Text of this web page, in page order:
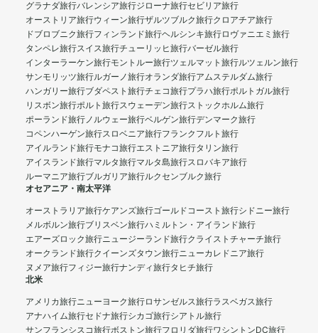
グラナダ旅行バレンシア旅行ジローナ旅行セビリア旅行
オーストリア旅行ウィーン旅行ザルツブルク旅行クロアチア旅行
ドブロブニク旅行フィンランド旅行ヘルシンキ旅行ロヴァニエミ旅行
タンペレ旅行スイス旅行チューリッヒ旅行バーゼル旅行
インターラーケン旅行モントルー旅行ツェルマット旅行ルツェルン旅行
サンモリッツ旅行ルガーノ旅行オランダ旅行アムステルダム旅行
ハンガリー旅行ブダペスト旅行チェコ旅行プラハ旅行ポルトガル旅行
リスボン旅行ポルト旅行スウェーデン旅行ストックホルム旅行
ポーランド旅行ノルウェー旅行ベルゲン旅行デンマーク旅行
コペンハーゲン旅行スロベニア旅行フランクフルト旅行
アイルランド旅行モナコ旅行エストニア旅行タリン旅行
アイスランド旅行マルタ旅行マルタ島旅行スロバキア旅行
ルーマニア旅行ブルガリア旅行ルクセンブルク旅行
オセアニア・南太平洋
オーストラリア旅行ケアンズ旅行ゴールドコースト旅行シドニー旅行
メルボルン旅行ブリスベン旅行ハミルトン・アイランド旅行
エアーズロック旅行ニュージーランド旅行クライストチャーチ旅行
オークランド旅行クイーンズタウン旅行ニューカレドニア旅行
ヌメア旅行フィジー旅行ナンディ旅行タヒチ旅行
北米
アメリカ旅行ニューヨーク旅行ロサンゼルス旅行ラスベガス旅行
アナハイム旅行セドナ旅行シカゴ旅行シアトル旅行
サンフランシスコ旅行ボストン旅行フロリダ旅行ワシントンDC旅行